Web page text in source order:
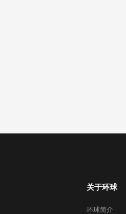
关于环球
环球简介